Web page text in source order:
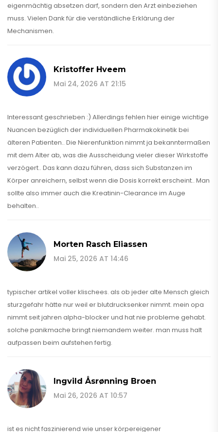
eigenmächtig absetzen darf, sondern den Arzt einbeziehen
muss. Vielen Dank für die verständliche Erklärung der
Mechanismen.
Kristoffer Hveem
Mai 24, 2026 AT 21:15
Interessant geschrieben :) Allerdings fehlen hier einige wichtige
Nuancen bezüglich der individuellen Pharmakokinetik bei
älteren Patienten.. Die Nierenfunktion nimmt ja bekanntermaßen
mit dem Alter ab, was die Ausscheidung vieler dieser Wirkstoffe
verzögert.. Das kann dazu führen, dass sich Substanzen im
Körper anreichern, selbst wenn die Dosis korrekt erscheint.. Man
sollte also immer auch die Kreatinin-Clearance im Auge
behalten..
Morten Rasch Eliassen
Mai 25, 2026 AT 14:46
typischer artikel voller klischees. als ob jeder alte Mensch gleich
sturzgefahr hätte nur weil er blutdrucksenker nimmt. mein opa
nimmt seit jahren alpha-blocker und hat nie probleme gehabt.
solche panikmache bringt niemandem weiter. man muss halt
aufpassen beim aufstehen fertig.
Ingvild Åsrønning Broen
Mai 26, 2026 AT 10:57
ist es nicht faszinierend wie unser körpereigener